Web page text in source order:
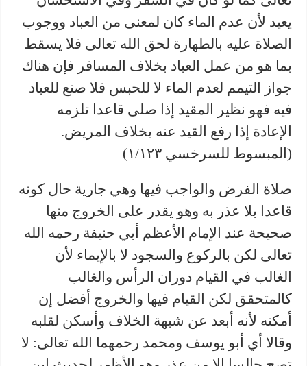
يعيد لأن عدم الماء كان لمعنى من العباد ووجوب
الصلاة عليه بالطهارة لحق الله تعالى فلا يسقط
بما هو من عمل العباد بخلاف المسافر فإن هناك
جواز التيمم لعدم الماء لا للحبس فلا صنع للعباد
فيه فهو نظير المقيد إذا صلى قاعدا تلزمه
الإعادة إذا رفع القيد عنه بخلاف المريض.
(المبسوط للسرخسي ١/١٢٣)
صلاة الفرض والواجب فيها وهي جارية حال كونه
قاعدا بلا عذر به وهو يقدر على الخروج منها
صحيحة عند الإمام الأعظم أبي حنيفة رحمه الله
تعالى لكن بالركوع والسجود لا بالإيماء لأن
الغالب في القيام دوران الرأس والغالب
كالمتحقق لكن القيام فيها والخروج أفضل إن
أمكنه لأنه أبعد عن شبهة الخلاف وأسكن لقلبه
وقالا أي أبو يوسف ومحمد رحمهما الله تعالى: لا